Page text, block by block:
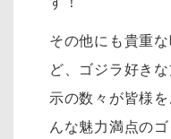
その他にも貴重
ど、ゴジラ好き
示の数々が皆様
んな魅力満点の